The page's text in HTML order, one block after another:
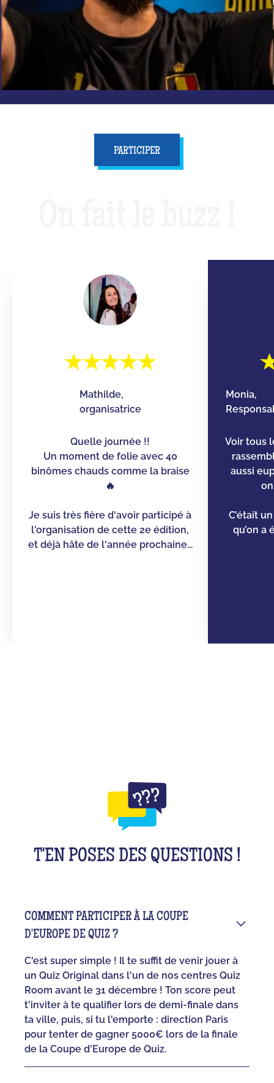
PARTICIPER
Mathilde,
organisatrice
Quelle journée !!
Un moment de folie avec 40
binômes chauds comme la braise
🔥
Je suis très fière d'avoir participé à
l'organisation de cette 2e édition,
et déjà hâte de l'année prochaine...
Monia,
Voir tous
aussi
C’était
qu’on a
T'EN POSES DES QUESTIONS !
COMMENT PARTICIPER À LA COUPE
D'EUROPE DE QUIZ ?
C'est super simple ! Il te suffit de venir jouer à
un Quiz Original dans l'un de nos centres Quiz
Room avant le 31 décembre ! Ton score peut
t'inviter à te qualifier lors de demi-finale dans
ta ville, puis, si tu l'emporte : direction Paris
pour tenter de gagner 5000€ lors de la finale
de la Coupe d'Europe de Quiz.